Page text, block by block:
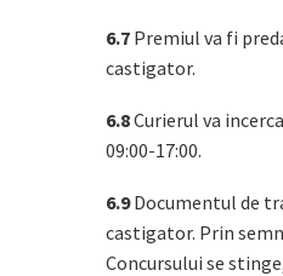
6.7 Premiul va fi
castigator.
6.8Curierul va
09:00-17:00.
6.9Documentul de
castigator. Prin
Concursului se